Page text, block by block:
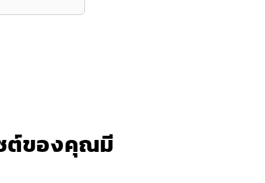
ต์ของคุณมี